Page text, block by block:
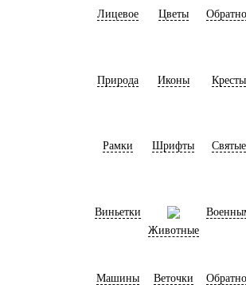
Лицевое Цветы
Природа Иконы Кресты
Рамки Шрифты Святые
Виньетки
Животные
Машины Веточки